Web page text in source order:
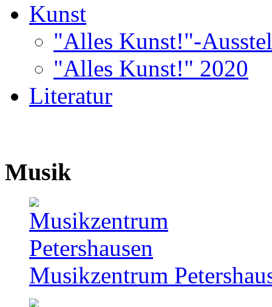
Kunst
"Alles Kunst!"-
"Alles Kunst!" 2020
Literatur
Musik
Musikzentrum